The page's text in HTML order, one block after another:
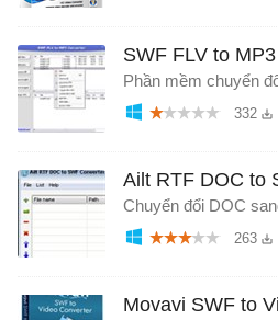
SWF FLV to
Phần mềm chuyển
332
Ailt RTF DOC to
Chuyển đổi DOC
263
Movavi SWF to